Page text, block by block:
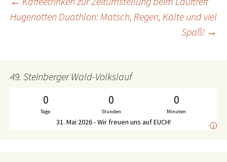
Beitrags-
Hugenotten Duathlon: Matsch, Regen, Kälte und viel
Spaß! →
49. Steinberger Wald-Volkslauf
0
Tage
0
Stunden
0
Minuten
31. Mai 2026 - Wir freuen uns auf EUCH! i